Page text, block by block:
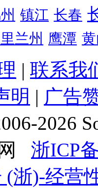
镇江 长春
兰州 鹰潭
| 联系我
明 | 广告
2026
浙ICP
(浙)-经营